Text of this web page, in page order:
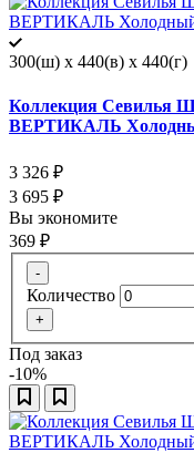
300(ш) x 440(в) x 440(г)
Коллекция Севилья
ВЕРТИКАЛЬ
3 326 ₽
3 695 ₽
Вы экономите
369 ₽
-
Количество
+
Под заказ
-10%